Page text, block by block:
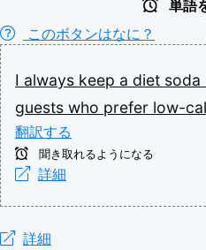
単語
このボタンはなに？
I always keep a diet soda
guests who prefer low-
翻訳する
聞き取れるようになる
詳細
詳細